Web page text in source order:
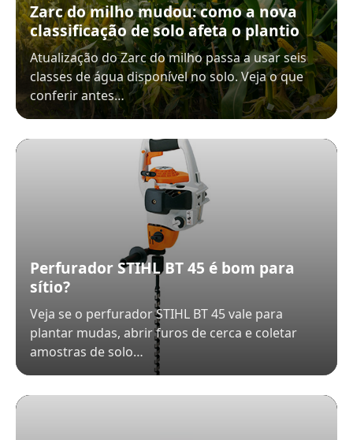
Zarc do milho mudou: como a nova
classificação de solo afeta o plantio
Atualização do Zarc do milho passa a usar seis
classes de água disponível no solo. Veja o que
conferir antes…
Perfurador STIHL BT 45 é bom para
sítio?
Veja se o perfurador STIHL BT 45 vale para
plantar mudas, abrir furos de cerca e coletar
amostras de solo…